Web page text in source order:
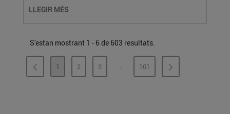
LLEGIR MÉS
S'estan mostrant 1 - 6 de 603 resultats.
PÀGINA
1 PÀGINA
2 PÀGINA
3 ...PÀGINES INTERMÈDIES
PÀGINA
101